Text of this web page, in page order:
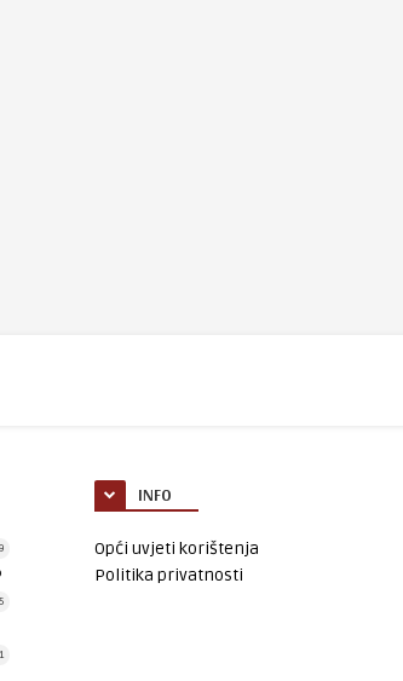
INFO
Opći uvjeti korištenja
Politika privatnosti